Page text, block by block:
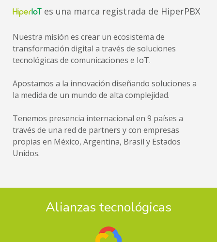
HiperIoT es una marca registrada de HiperPBX
Nuestra misión es crear un ecosistema de
transformación digital a través de soluciones
tecnológicas de comunicaciones e IoT.
Apostamos a la innovación diseñando soluciones a
la medida de un mundo de alta complejidad.
Tenemos presencia internacional en 9 países a
través de una red de partners y con empresas
propias en México, Argentina, Brasil y Estados
Unidos.
Alianzas tecnológicas